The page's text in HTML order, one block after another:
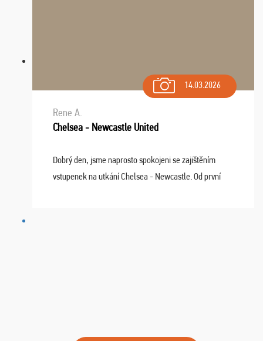
14.03.2026
Rene A.
Chelsea - Newcastle United
Dobrý den, jsme naprosto spokojeni se zajištěním
vstupenek na utkání Chelsea - Newcastle. Od první